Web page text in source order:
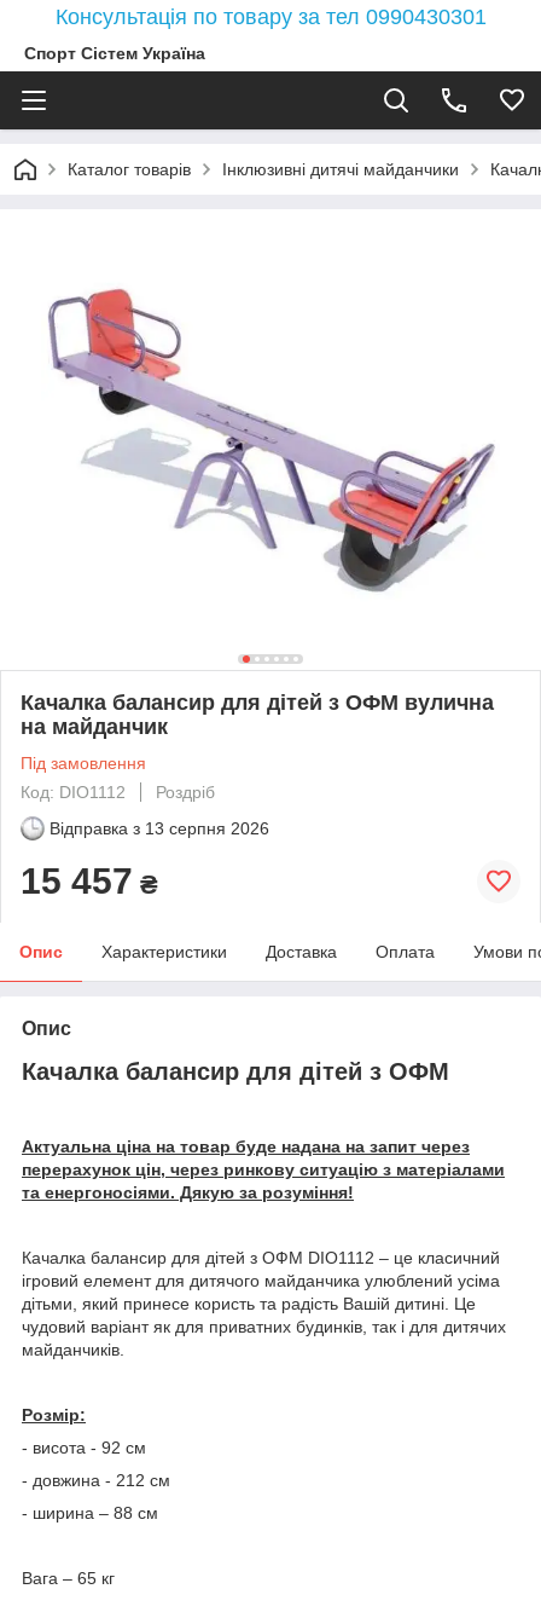
Консультація по товару за тел 0990430301
Спорт Сістем Україна
Каталог товарів Інклюзивні дитячі майданчики
Качалка балансир для дітей з ОФМ вулична
на майданчик
Під замовлення
Код: DIO1112
Роздріб
Відправка з 13 серпня 2026
15 457 ₴
Опис Характеристики Доставка Оплата Умови
Опис
Качалка балансир для дітей з ОФМ
Актуальна ціна на товар буде надана на запит через
перерахунок цін, через ринкову ситуацію з матеріалами
та енергоносіями. Дякую за розуміння!
Качалка балансир для дітей з ОФМ DIO1112 – це класичний
ігровий елемент для дитячого майданчика улюблений усіма
дітьми, який принесе користь та радість Вашій дитині. Це
чудовий варіант як для приватних будинків, так і для дитячих
майданчиків.
Розмір:
- висота - 92 см
- довжина - 212 см
- ширина – 88 см
Вага – 65 кг